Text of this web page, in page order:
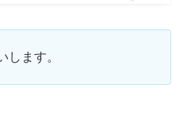
ます。